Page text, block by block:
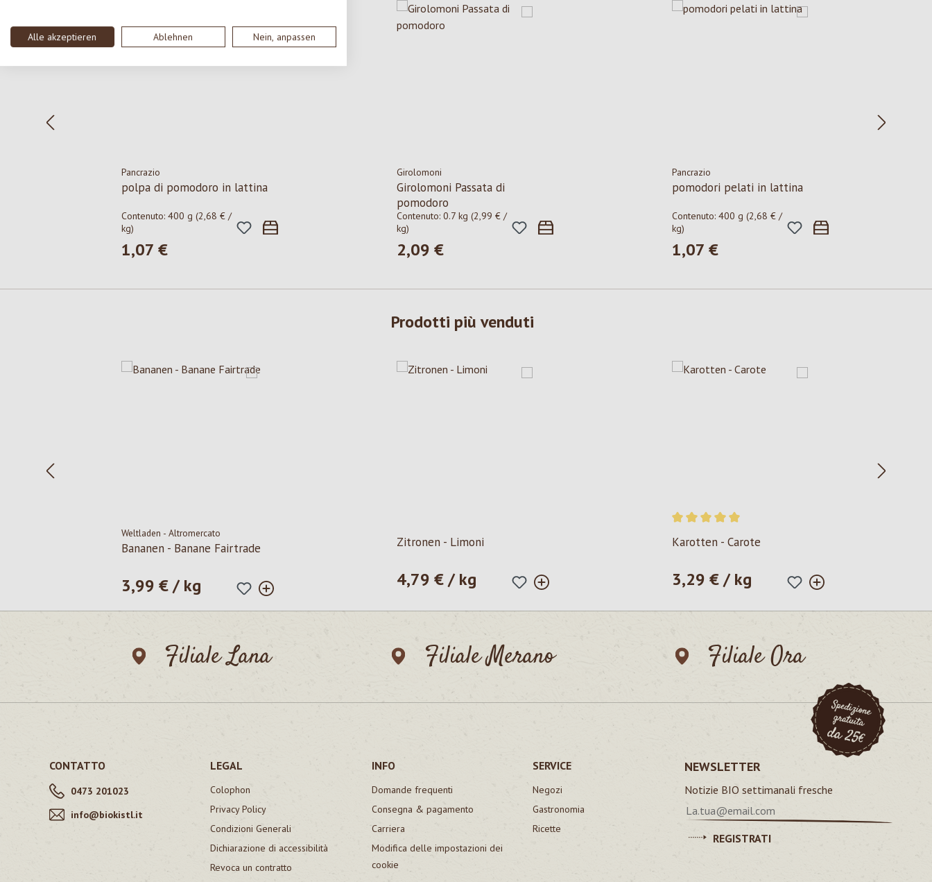
Alle akzeptieren Ablehnen Nein, anpassen
Pancrazio
polpa di pomodoro in lattina
Contenuto:400 g(2,68 € /
kg)
Prezzo normale:
1,07 €
Girolomoni
Girolomoni Passata di
pomodoro
Contenuto: 0.7 kg (2,99 € /
kg)
Prezzo normale:
2,09 €
Pancrazio
pomodori pelati in lattina
Contenuto: 400 g (2,68 € /
kg)
Prezzo normale:
1,07 €
Prodotti più venduti
Weltladen - Altromercato
Bananen - Banane Fairtrade
Prezzo normale:
3,99 € / kg
Zitronen - Limoni
Prezzo normale:
4,79 € / kg
Valutazione media di 5 su 5 stelle
Karotten - Carote
Prezzo normale:
3,29 € / kg
Filiale Lana Filiale Merano Filiale Ora
CONTATTO
0473 201023
info@biokistl.it
LEGAL
Colophon
Privacy Policy
Condizioni Generali
Dichiarazione di accessibilità
Revoca un contratto
INFO
Domande frequenti
Consegna & pagamento
Carriera
Modifica delle impostazioni dei
cookie
SERVICE
Negozi
Gastronomia
Ricette
NEWSLETTER
Notizie BIO settimanali fresche
REGISTRATI